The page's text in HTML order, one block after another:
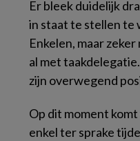
Er bleek duidelijk
in staat te stellen te
Enkelen, maar
al met
zijn overwegend
Op dit moment
enkel ter sprake